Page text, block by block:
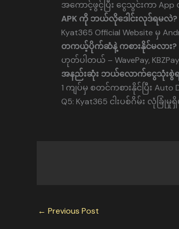
အကောင့်ဖွင့်ပြီး ငွေသွင်းကာ
APK ကို ဘယ်လိုဒေါင်းလုဒ်ရမလဲ?
Kyat365 Official Website မှ
တကယ့်ပိုက်ဆံနဲ့ ကစားနိုင်မလား?
ဟုတ်ပါတယ် – WavePay,
အနည်းဆုံး ဘယ်လောက်ငွေသုံးစွဲ
1 ကျပ်မှ စတင်ကစားနိုင်ပြီး
Q5: Kyat365 ငါးပစ်ဂိမ်း လုံခြုံမှု
← Previous Post